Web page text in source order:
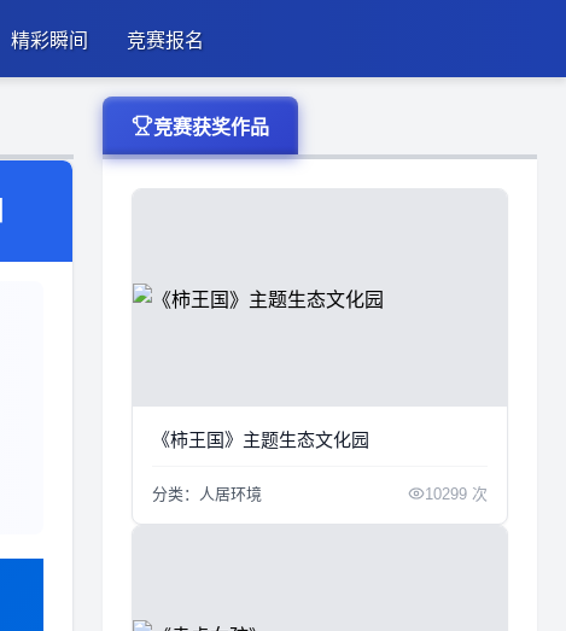
精彩瞬间 竞赛报名
竞赛获奖作品
《柿王国》主题生态文化园
分类：人居环境 10299 次